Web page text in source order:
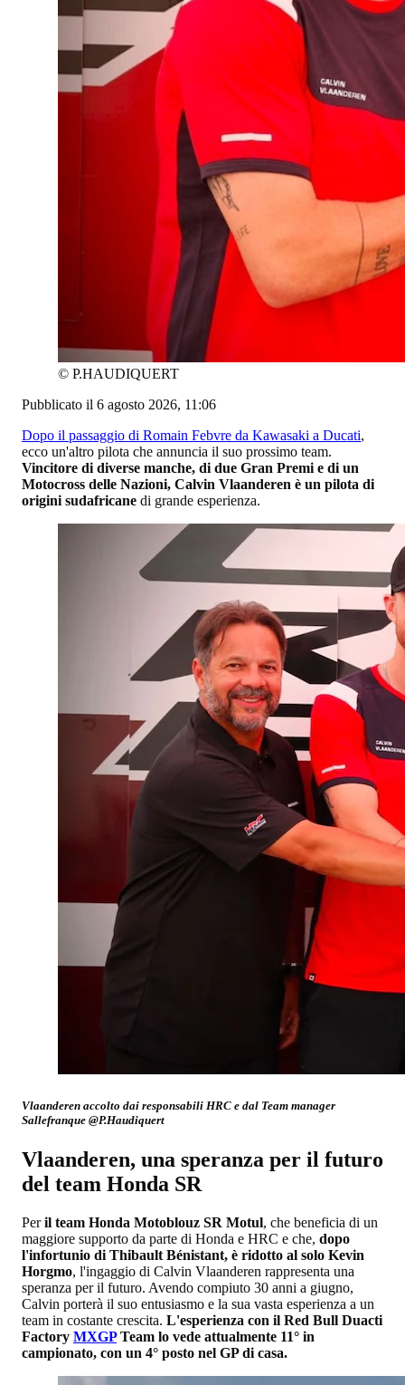
© P.HAUDIQUERT
Pubblicato il 6 agosto 2026, 11:06
Dopo il passaggio di Romain Febvre da Kawasaki a Ducati,
ecco un'altro pilota che annuncia il suo prossimo team.
Vincitore di diverse manche, di due Gran Premi e di un
Motocross delle Nazioni, Calvin Vlaanderen è un pilota di
origini sudafricane di grande esperienza.
Vlaanderen accolto dai responsabili HRC e dal Team manager
Sallefranque @P.Haudiquert
Vlaanderen, una speranza per il futuro
del team Honda SR
Peril team Honda Motoblouz SR Motul, che beneficia di un
maggiore supporto da parte di Honda e HRC e che, dopo
l'infortunio di Thibault Bénistant, è ridotto al solo Kevin
Horgmo, l'ingaggio di Calvin Vlaanderen rappresenta una
speranza per il futuro. Avendo compiuto 30 anni a giugno,
Calvin porterà il suo entusiasmo e la sua vasta esperienza a un
team in costante crescita. L'esperienza con il Red Bull Duacti
Factory MXGPTeam lo vede attualmente 11° in
campionato, con un 4° posto nel GP di casa.